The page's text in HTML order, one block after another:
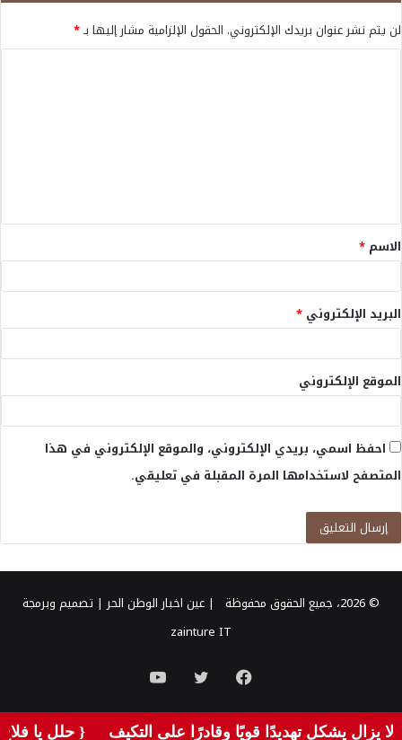
لن يتم نشر عنوان بريدك الإلكتروني. الحقول الإلزامية مشار إليها بـ*
ق
*
الاسم *
البريد الإلكتروني *
الموقع الإلكتروني
احفظ اسمي، بريدي الإلكتروني، والموقع الإلكتروني في هذا
المتصفح لاستخدامها المرة المقبلة في تعليقي.
© 2026، جميع الحقوق محفوظة | عين اخبار الوطن الحر | تصميم وبرمجة
zainture IT
فيسبوك تويتر
يشكل تهديدًا قويًا وقادرًا على التكيف { حلل يا فلاح